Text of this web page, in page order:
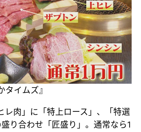
タイムズ』
レ肉」に「特上ロース」、「特選
り合わせ「匠盛り」。通常なら1